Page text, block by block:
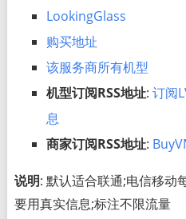
LookingGlass
购买地址
该服务商所有机型
机型订阅RSS地址: 订阅
息
商家订阅RSS地址:
说明: 默认适合联通;电信移动
要用真实信息;标注不限流量